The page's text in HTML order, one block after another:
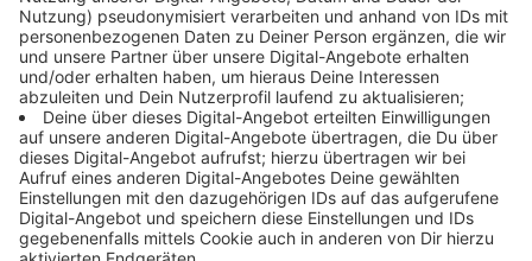
Die Betroffenen gelangten in der Regel über
Internetsuchmaschinen wie Google auf die Website
„dein-rundfunkbeitrag.de“. Der Betreiber dieser Seite
ist jedoch ein Unternehmen mit Sitz in Dubai, dass
lediglich die Daten an den „wirklichen“ Beitragsservice“
weiterleitet. Dafür verlangt er stolze 39,99 Euro. Da
die Kostenpflicht oft erst im Kleingedruckten
erkennbar ist, fühlen sich viele Verbraucher getäuscht.